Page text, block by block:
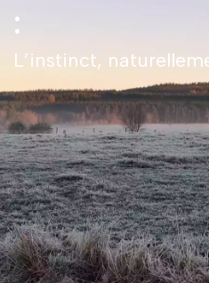
:
L’instinct,